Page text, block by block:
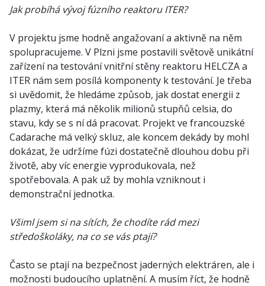
Jak probíhá vývoj fúzního reaktoru ITER?
V projektu jsme hodně angažovaní a aktivně na něm
spolupracujeme. V Plzni jsme postavili světově unikátní
zařízení na testování vnitřní stěny reaktoru HELCZA a
ITER nám sem posílá komponenty k testování. Je třeba
si uvědomit, že hledáme způsob, jak dostat energii z
plazmy, která má několik milionů stupňů celsia, do
stavu, kdy se s ní dá pracovat. Projekt ve francouzské
Cadarache má velký skluz, ale koncem dekády by mohl
dokázat, že udržíme fúzi dostatečně dlouhou dobu při
životě, aby víc energie vyprodukovala, než
spotřebovala. A pak už by mohla vzniknout i
demonstrační jednotka.
Všiml jsem si na sítích, že chodíte rád mezi
středoškoláky, na co se vás ptají?
Často se ptají na bezpečnost jaderných elektráren, ale i
možnosti budoucího uplatnění. A musím říct, že hodně